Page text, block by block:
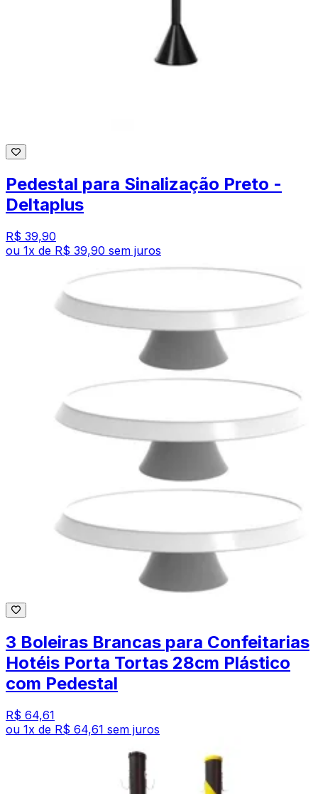
Pedestal para Sinalização Preto -
Deltaplus
R$ 39,90
ou 1x de R$ 39,90 sem juros
3 Boleiras Brancas para Confeitarias
Hotéis Porta Tortas 28cm Plástico
com Pedestal
R$ 64,61
ou 1x de R$ 64,61 sem juros